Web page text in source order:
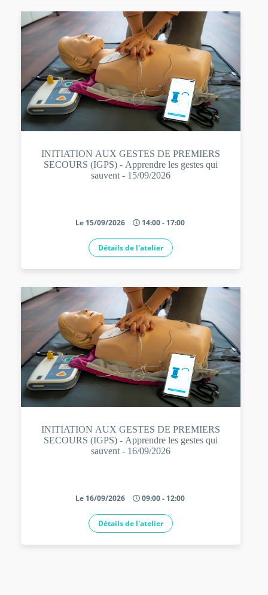
INITIATION AUX GESTES DE PREMIERS
SECOURS (IGPS) - Apprendre les gestes qui
sauvent - 15/09/2026
Le 15/09/2026 14:00 - 17:00
Détails de l'atelier
INITIATION AUX GESTES DE PREMIERS
SECOURS (IGPS) - Apprendre les gestes qui
sauvent - 16/09/2026
Le 16/09/2026 09:00 - 12:00
Détails de l'atelier